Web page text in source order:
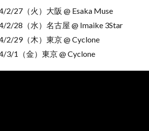
2/27（火）大阪 @ Esaka Muse
2/28（水）名古屋 @ Imaike 3Star
2/29（木）東京 @ Cyclone
3/1（金）東京 @ Cyclone